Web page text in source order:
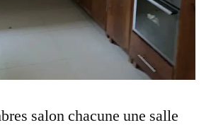
salon chacune une salle